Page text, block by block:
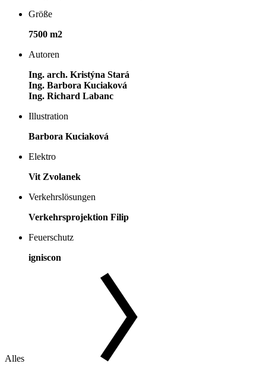
Größe
7500 m2
Autoren
Ing. arch. Kristýna Stará
Ing. Barbora Kuciaková
Ing. Richard Labanc
Illustration
Barbora Kuciaková
Elektro
Vit Zvolanek
Verkehrslösungen
Verkehrsprojektion Filip
Feuerschutz
igniscon
Alles